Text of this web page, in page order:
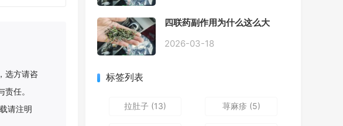
选方请咨
任。
请注明
感，打出来就好一些，还一直
打空嗝，各种药吃了都没效果
四联药副作用为什么这么大
2026-03-18
标签列表
拉肚子 (13) 荨麻疹 (5)